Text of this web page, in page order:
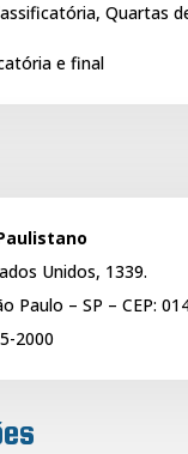
Quartas
e final
Unidos, 1339.
Paulo – SP – CEP:
2000